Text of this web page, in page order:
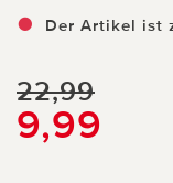
Der Artikel ist
22,99
9,99